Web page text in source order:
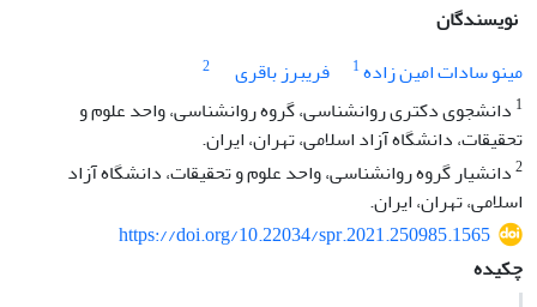
نویسندگان
مینو سادات امین زاده1 فریبرز باقری
2
1 دانشجوی دکتری روانشناسی، گروه روانشناسی، واحد علوم و
تحقیقات، دانشگاه آزاد اسلامی، تهران، ایران.
2دانشیار گروه روانشناسی، واحد علوم و تحقیقات، دانشگاه آزاد
اسلامی، تهران، ایران.
https://doi.org/10.22034/spr.2021.250985.1565
چکیده